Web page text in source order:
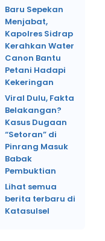
Baru Sepekan
Menjabat,
Kapolres Sidrap
Kerahkan Water
Canon Bantu
Petani Hadapi
Kekeringan
Viral Dulu, Fakta
Belakangan?
Kasus Dugaan
“Setoran” di
Pinrang Masuk
Babak
Pembuktian
Lihat semua
berita terbaru di
Katasulsel